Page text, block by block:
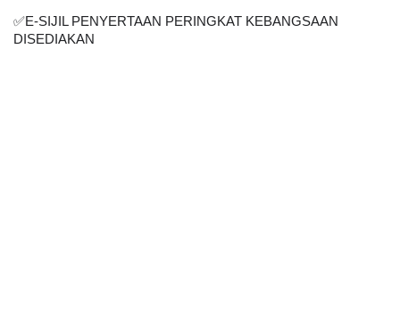
✅E-SIJIL PENYERTAAN PERINGKAT KEBANGSAAN
DISEDIAKAN